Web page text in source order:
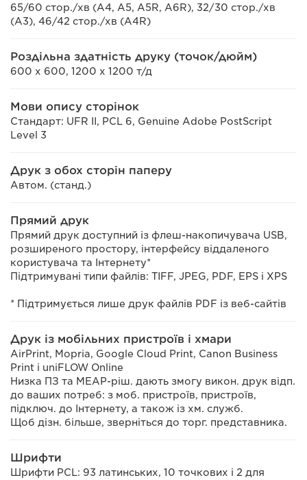
65/60 стор./хв (A4, A5, A5R, A6R), 32/30 стор./хв
(A3), 46/42 стор./хв (A4R)
Роздільна здатність друку (точок/дюйм)
600 x 600, 1200 x 1200 т/д
Мови опису сторінок
Стандарт: UFR II, PCL 6, Genuine Adobe PostScript
Level 3
Друк з обох сторін паперу
Автом. (станд.)
Прямий друк
Прямий друк доступний із флеш-накопичувача USB,
розширеного простору, інтерфейсу віддаленого
користувача та Інтернету*
Підтримувані типи файлів: TIFF, JPEG, PDF, EPS і XPS
* Підтримується лише друк файлів PDF із веб-сайтів
Друк із мобільних пристроїв і хмари
AirPrint, Mopria, Google Cloud Print, Canon Business
Print і uniFLOW Online
Низка ПЗ та MEAP-ріш. дають змогу викон. друк відп.
до ваших потреб: з моб. пристроїв, пристроїв,
підключ. до Інтернету, а також із хм. служб.
Щоб дізн. більше, зверніться до торг. представника.
Шрифти
Шрифти PCL: 93 латинських, 10 точкових і 2 для